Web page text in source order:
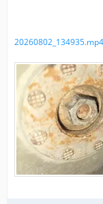
20260802_134935.mp4